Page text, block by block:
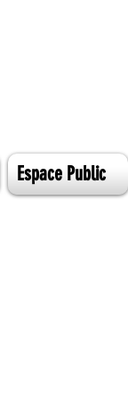
Espace Public